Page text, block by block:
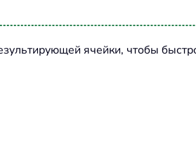
ячейки, чтобы